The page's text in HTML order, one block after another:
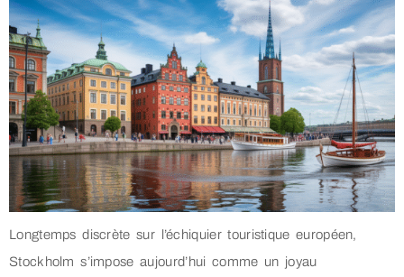
Longtemps discrète sur l’échiquier touristique européen,
Stockholm s’impose aujourd’hui comme un joyau